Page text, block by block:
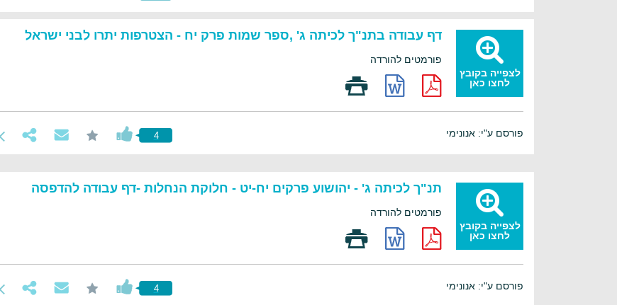
לצפייה בקובץ
לחצו כאן
דף עבודה בתנ"ך לכיתה ג' ,ספר שמות פרק יח - הצטרפות יתרו לבני ישראל
פורמטים להורדה
פורסם ע"י: אנונימי 4
לצפייה בקובץ
לחצו כאן
תנ"ך לכיתה ג' - יהושוע פרקים יח-יט - חלוקת הנחלות -דף עבודה להדפסה
פורמטים להורדה
פורסם ע"י: אנונימי 4